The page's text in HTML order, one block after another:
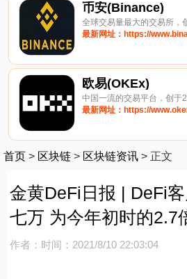
币安(Binance)
全球交易量最大的交易所，
最新网址：https://
欧易(OKEx)
中国一流的交易平台，创于
最新网址：https://
首页 > 区块链 > 区块链资讯 > 正文
金黄DeFi日报 | DeFi
七万 为今年初时的2.7
作者： 时间：2021/8/10 22:03:04